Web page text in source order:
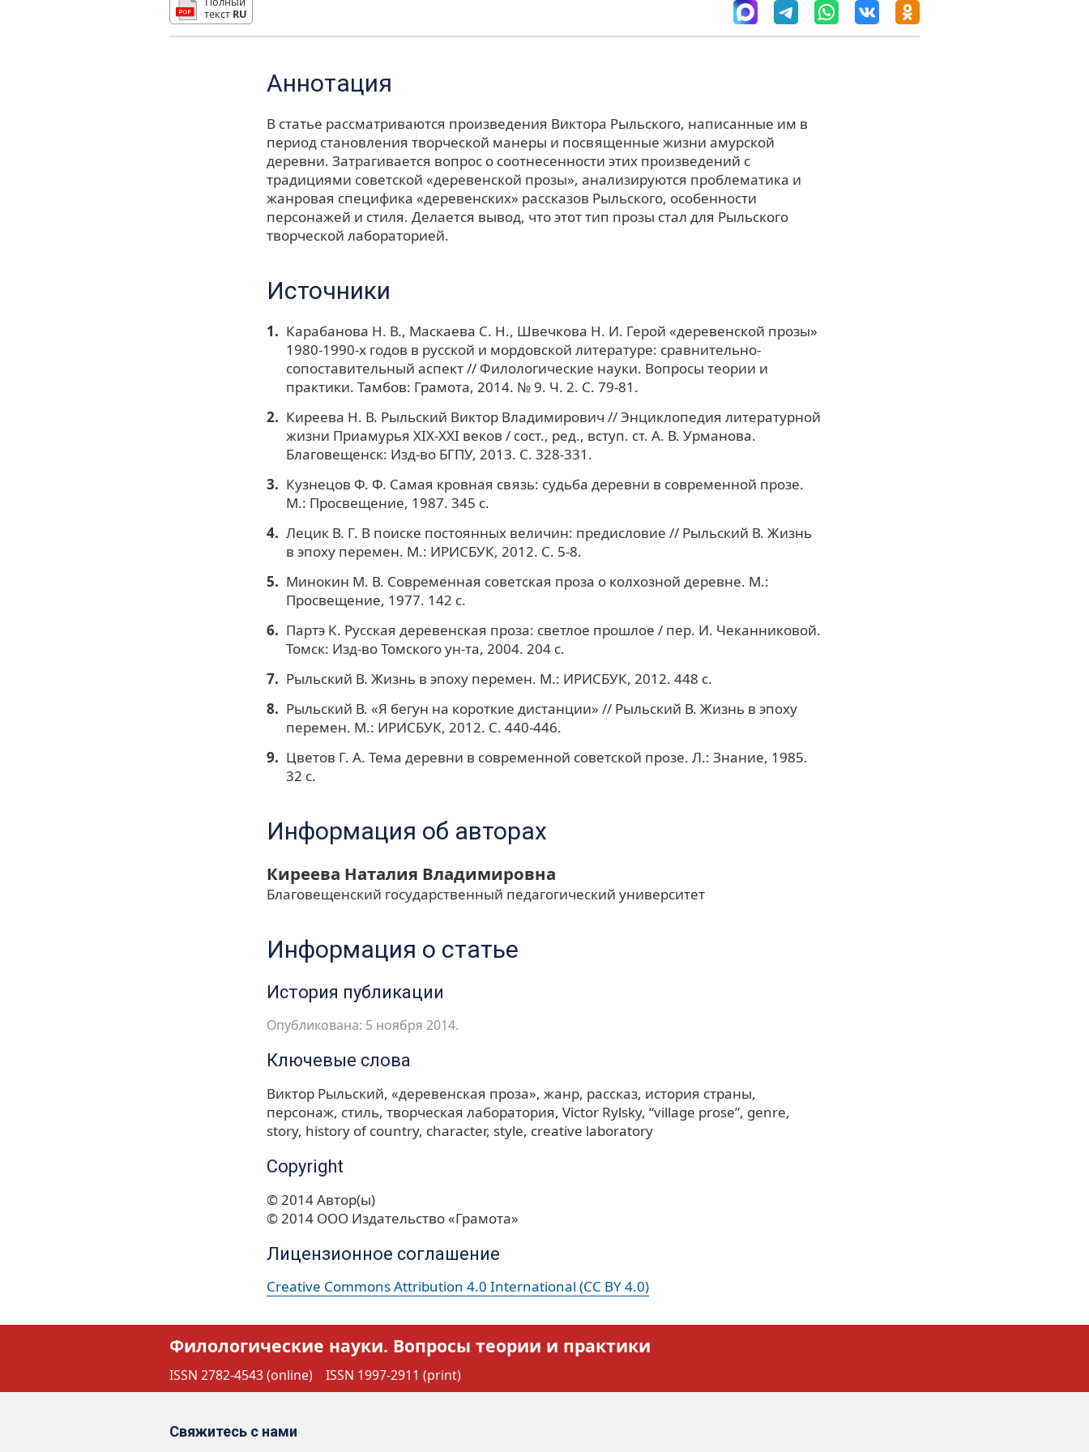
текст RU
Аннотация
В статье рассматриваются произведения Виктора Рыльского, написанные им в
период становления творческой манеры и посвященные жизни амурской
деревни. Затрагивается вопрос о соотнесенности этих произведений с
традициями советской «деревенской прозы», анализируются проблематика и
жанровая специфика «деревенских» рассказов Рыльского, особенности
персонажей и стиля. Делается вывод, что этот тип прозы стал для Рыльского
творческой лабораторией.
Источники
Карабанова Н. В., Маскаева С. Н., Швечкова Н. И. Герой «деревенской прозы»
1980-1990-х годов в русской и мордовской литературе: сравнительно-
сопоставительный аспект // Филологические науки. Вопросы теории и
практики. Тамбов: Грамота, 2014. № 9. Ч. 2. С. 79-81.
Киреева Н. В. Рыльский Виктор Владимирович // Энциклопедия литературной
жизни Приамурья XIX-XXI веков / сост., ред., вступ. ст. А. В. Урманова.
Благовещенск: Изд-во БГПУ, 2013. С. 328-331.
Кузнецов Ф. Ф. Самая кровная связь: судьба деревни в современной прозе.
М.: Просвещение, 1987. 345 с.
Лецик В. Г. В поиске постоянных величин: предисловие // Рыльский В. Жизнь
в эпоху перемен. М.: ИРИСБУК, 2012. С. 5-8.
Минокин М. В. Современная советская проза о колхозной деревне. М.:
Просвещение, 1977. 142 с.
Партэ К. Русская деревенская проза: светлое прошлое / пер. И. Чеканниковой.
Томск: Изд-во Томского ун-та, 2004. 204 с.
Рыльский В. Жизнь в эпоху перемен. М.: ИРИСБУК, 2012. 448 c.
Рыльский В. «Я бегун на короткие дистанции» // Рыльский В. Жизнь в эпоху
перемен. М.: ИРИСБУК, 2012. C. 440-446.
Цветов Г. А. Тема деревни в современной советской прозе. Л.: Знание, 1985.
32 с.
Информация об авторах
Киреева Наталия Владимировна
Благовещенский государственный педагогический университет
Информация о статье
История публикации
Опубликована: 5 ноября 2014.
Ключевые слова
Виктор Рыльский «деревенская проза» жанр рассказ история страны
персонаж стиль творческая лаборатория Victor Rylsky “village prose” genre
story history of country character style creative laboratory
Copyright
© 2014 Автор(ы)
© 2014 ООО Издательство «Грамота»
Лицензионное соглашение
Creative Commons Attribution 4.0 International (CC BY 4.0)
Филологические науки. Вопросы теории и практики
ISSN 2782-4543 (online) ISSN 1997-2911 (print)
Свяжитесь с нами